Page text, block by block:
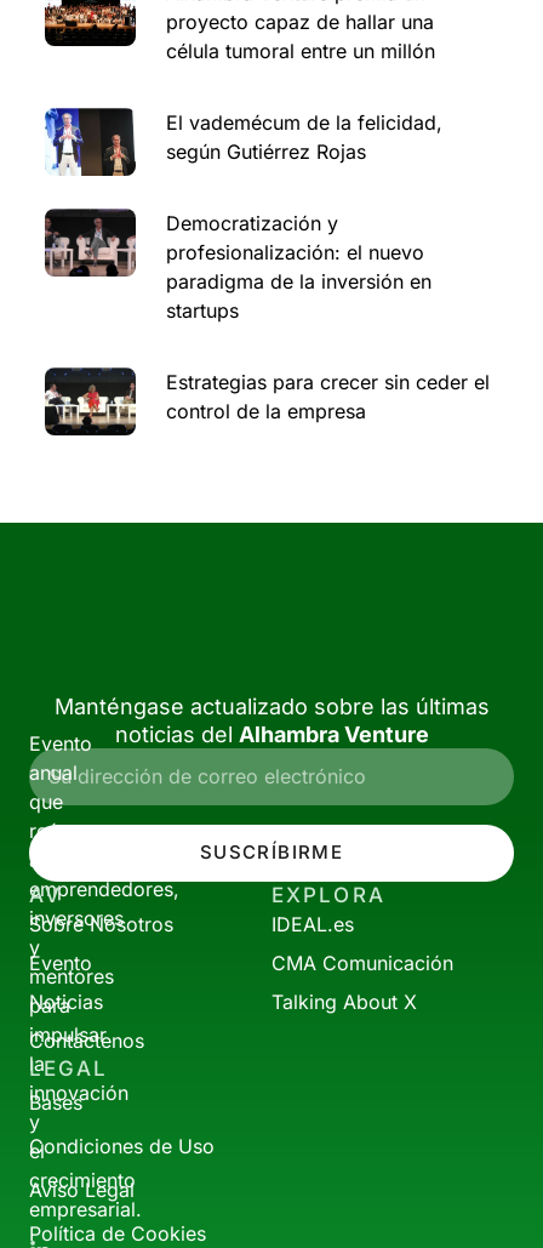
proyecto capaz de hallar una
célula tumoral entre un millón
El vademécum de la felicidad,
según Gutiérrez Rojas
Democratización y
profesionalización: el nuevo
paradigma de la inversión en
startups
Estrategias para crecer sin ceder el
control de la empresa
Evento
anual
que
reúne
a
emprendedores,
inversores
y
mentores
para
impulsar
la
innovación
y
el
crecimiento
empresarial.
Manténgase actualizado sobre las últimas
noticias del Alhambra Venture
SUSCRÍBIRME
AV
Sobre Nosotros
Evento
Noticias
Contáctenos
EXPLORA
IDEAL.es
CMA Comunicación
Talking About X
LEGAL
Bases
Condiciones de Uso
Aviso Legal
Política de Cookies